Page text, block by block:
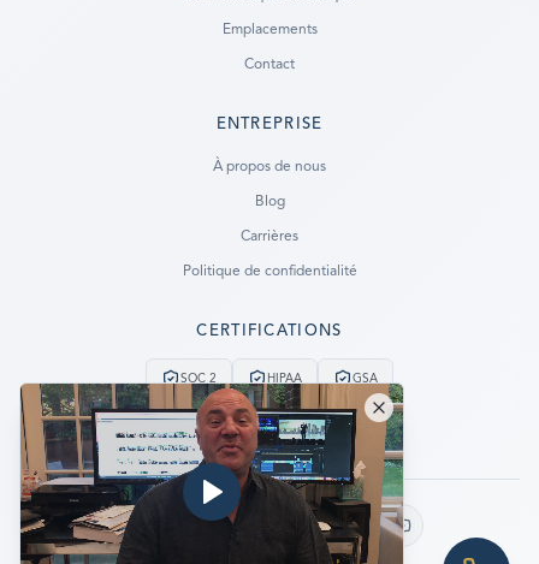
Emplacements
Contact
ENTREPRISE
À propos de nous
Blog
Carrières
Politique de confidentialité
CERTIFICATIONS
SOC 2 HIPAA GSA
Service d'urgence 24/7
Pas de données, pas de facturation
Suivez-nous :
LET US CALL YOU NOW!
REQUEST AN ESTIMATE
EMERGENCY DATA RECOVERY
FIND A LOCATION
FAQ